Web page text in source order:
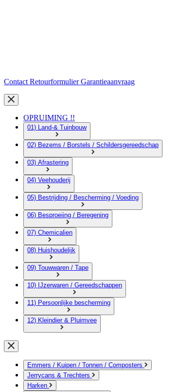
Contact RetourformulierGarantieaanvraag
OPRUIMING !!
01) Land-& Tuinbouw
02) Bezems / Borstels / Schildersgereedschap
03) Afrastering
04) Veehouderij
05) Bestrijding / Bescherming / Voeding
06) Besproeiing / Beregening
07) Chemicalien
08) Huishoudelijk
09) Touwwaren / Tape
10) IJzerwaren / Gereedschappen
11) Persoonlijke bescherming
12) Kleindier & Pluimvee
Emmers / Kuipen / Tonnen / Composters
Jerrycans & Trechters
Harken